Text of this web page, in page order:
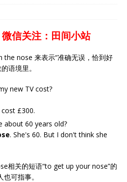
信关注：田间小站
the nose 来表示“准确无误，恰到好
语境里。
new TV cost?
£300.
about 60 years old?
. She's 60. But I don't think she
相关的短语“to get up your nose”的
可指事。